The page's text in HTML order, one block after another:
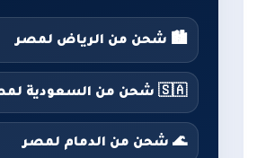
🏙️ شحن من الرياض لمصر
🇸🇦 شحن من السعودية لمصر
🌊 شحن من الدمام لمصر